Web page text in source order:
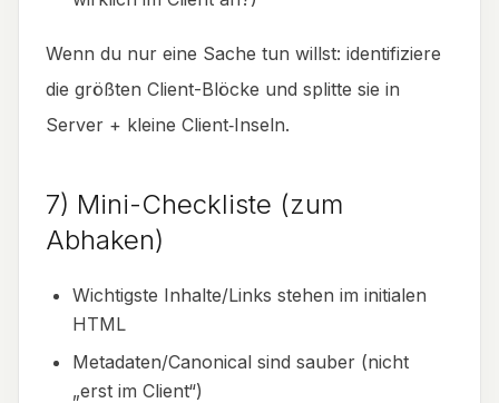
Wenn du nur eine Sache tun willst: identifiziere
die größten Client-Blöcke und splitte sie in
Server + kleine Client‑Inseln.
7) Mini-Checkliste (zum
Abhaken)
Wichtigste Inhalte/Links stehen im initialen
HTML
Metadaten/Canonical sind sauber (nicht
„erst im Client“)